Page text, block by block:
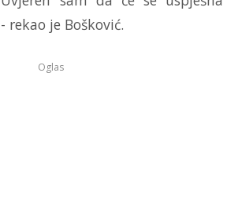
je Bošković.
Oglas